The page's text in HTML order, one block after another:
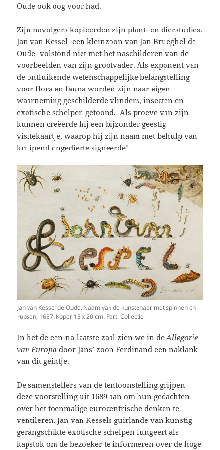
Oude ook oog voor had.
Zijn navolgers kopieerden zijn plant- en dierstudies.
Jan van Kessel -een kleinzoon van Jan Brueghel de
Oude- volstond niet met het naschilderen van de
voorbeelden van zijn grootvader. Als exponent van
de ontluikende wetenschappelijke belangstelling
voor flora en fauna worden zijn naar eigen
waarneming geschilderde vlinders, insecten en
exotische schelpen getoond. Als proeve van zijn
kunnen creëerde hij een bijzonder geestig
visitekaartje, waarop hij zijn naam met behulp van
kruipend ongedierte signeerde!
Jan van Kessel de Oude, Naam van de kunstenaar met spinnen en
rupsen, 1657. Koper 15 x 20 cm. Part. Collectie
In het de een-na-laatste zaal zien we in deAllegorie
van Europa door Jans’ zoon Ferdinand een naklank
van dit geintje.
De samenstellers van de tentoonstelling grijpen
deze voorstelling uit 1689 aan om hun gedachten
over het toenmalige eurocentrische denken te
ventileren. Jan van Kessels guirlande van kunstig
gerangschikte exotische schelpen fungeert als
kapstok om de bezoeker te informeren over de hoge